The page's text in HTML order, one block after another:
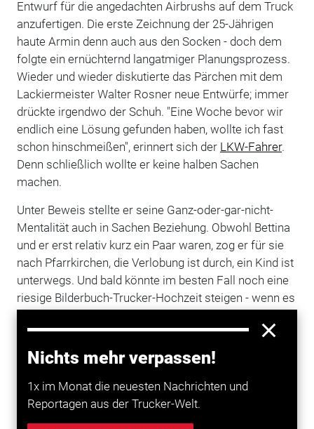
Nichts mehr verpassen!
1x im Monat die neuesten Nachrichten und
Reportagen aus der Trucker-Welt.
Entwurf für die angedachten Airbrushs auf dem Truck
anzufertigen. Die erste Zeichnung der 25-Jährigen
haute Armin denn auch aus den Socken - doch dem
folgte ein ernüchternd langatmiger Planungsprozess.
Wieder und wieder diskutierte das Pärchen mit dem
Lackiermeister Walter Rosner neue Entwürfe; immer
drückte irgendwo der Schuh. "Eine Woche bevor wir
endlich eine Lösung gefunden haben, wollte ich fast
schon hinschmeißen", erinnert sich der LKW-Fahrer.
Denn schließlich wollte er keine halben Sachen
machen.
Unter Beweis stellte er seine Ganz-oder-gar-nicht-
Mentalität auch in Sachen Beziehung. Obwohl Bettina
und er erst relativ kurz ein Paar waren, zog er für sie
nach Pfarrkirchen, die Verlobung ist durch, ein Kind ist
unterwegs. Und bald könnte im besten Fall noch eine
riesige Bilderbuch-Trucker-Hochzeit steigen - wenn es
12.000 Euro, die bereits in den Jugendtraum flossen,
zu einem flunderplatten Portemonnaie geschrumpft.
Und dass der eine oder andere Euro noch herausrollt,
ahnt Armin. Seine Verschönerungsvisionen machen
vor nichts halt. Auf die Rückwand des Fahrerhauses
hätte er zum Beispiel gerne die komplette Aloisius-